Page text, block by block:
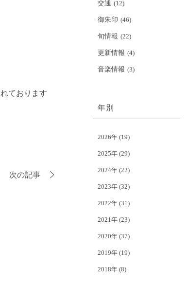
ております
次の記事
交通 (12)
御朱印 (46)
旬情報 (22)
更新情報 (4)
音楽情報 (3)
年別
2026年 (19)
2025年 (29)
2024年 (22)
2023年 (32)
2022年 (31)
2021年 (23)
2020年 (37)
2019年 (19)
2018年 (8)